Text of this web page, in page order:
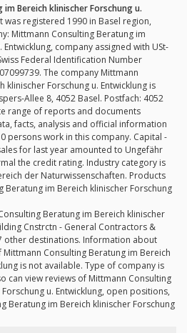
Bereich klinischer Forschung u.
was registered 1990 in Basel region,
Mittmann Consulting Beratung im
company assigned with USt-
Federal Identification Number
The company Mittmann
klinischer Forschung u. Entwicklung is
Allee 8, 4052 Basel. Postfach: 4052
range of reports and documents
facts, analysis and official information
persons work in this company. Capital -
for last year amounted to Ungefähr
the credit rating. Industry category is
der Naturwissenschaften. Products
Beratung im Bereich klinischer Forschung
Beratung im Bereich klinischer
Cnstrctn - General Contractors &
other destinations. Information about
Consulting Beratung im Bereich
is not available. Type of company is
can view reviews of Mittmann Consulting
u. Entwicklung, open positions,
Beratung im Bereich klinischer Forschung